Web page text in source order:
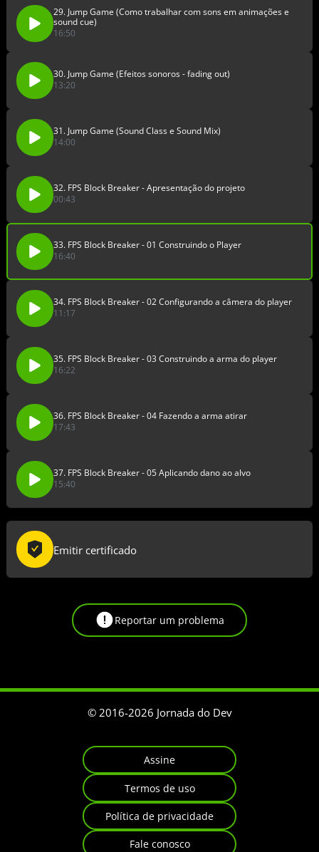
29. Jump Game (Como trabalhar com sons em animações e
sound cue)
16:50
30. Jump Game (Efeitos sonoros - fading out)
13:20
31. Jump Game (Sound Class e Sound Mix)
14:00
32. FPS Block Breaker - Apresentação do projeto
00:43
33. FPS Block Breaker - 01 Construindo o Player
16:40
34. FPS Block Breaker - 02 Configurando a câmera do player
11:17
35. FPS Block Breaker - 03 Construindo a arma do player
16:22
36. FPS Block Breaker - 04 Fazendo a arma atirar
17:43
37. FPS Block Breaker - 05 Aplicando dano ao alvo
15:40
Emitir certificado
Reportar um problema
© 2016-2026 Jornada do Dev
Assine
Termos de uso
Política de privacidade
Fale conosco